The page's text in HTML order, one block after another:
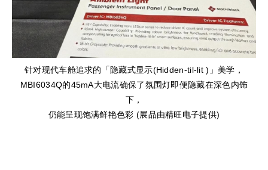
针对现代车舱追求的「隐藏式显示(Hidden-til-lit )」美学，
MBI6034Q的45mA大电流确保了氛围灯即便隐藏在深色内饰
下，
仍能呈现饱满鲜艳色彩 (展品由精旺电子提供)